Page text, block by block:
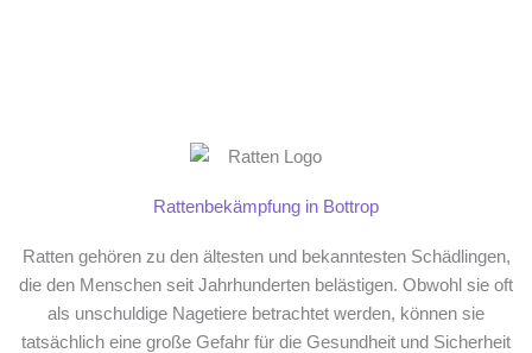
Rattenbekämpfung in Bottrop
Ratten gehören zu den ältesten und bekanntesten Schädlingen,
die den Menschen seit Jahrhunderten belästigen. Obwohl sie oft
als unschuldige Nagetiere betrachtet werden, können sie
tatsächlich eine große Gefahr für die Gesundheit und Sicherheit